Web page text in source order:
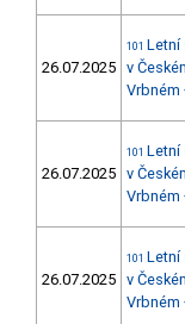
26.07.2025
101 Letní
v
Vrbném
26.07.2025
101 Letní
v
Vrbném
26.07.2025
101 Letní
v
Vrbném